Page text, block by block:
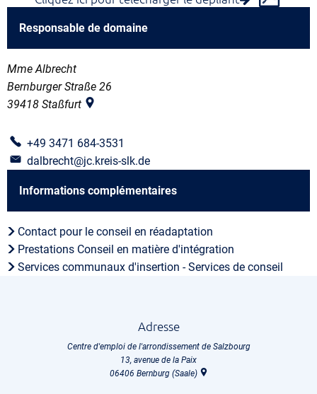
Responsable de domaine
Mme Albrecht
Bernburger Straße 26
39418 Staßfurt
+49 3471 684-3531
dalbrecht@jc.kreis-slk.de
Informations complémentaires
Contact pour le conseil en réadaptation
Prestations Conseil en matière d'intégration
Services communaux d'insertion - Services de conseil
Adresse
Centre d'emploi de l'arrondissement de Salzbourg
13, avenue de la Paix
06406 Bernburg (Saale)